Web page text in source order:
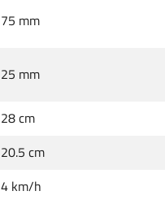
75 mm
25 mm
28 cm
20.5 cm
4 km/h